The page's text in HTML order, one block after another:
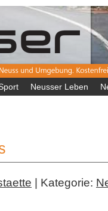
Neusser Leben
| Kategorie: